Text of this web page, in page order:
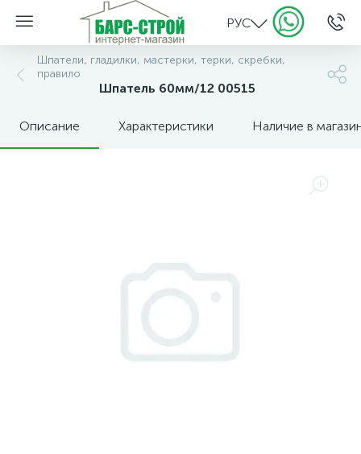
РУС
Шпатели, гладилки, мастерки, терки, скребки,
правило
Шпатель 60мм/12 00515
Описание Характеристики Наличие в